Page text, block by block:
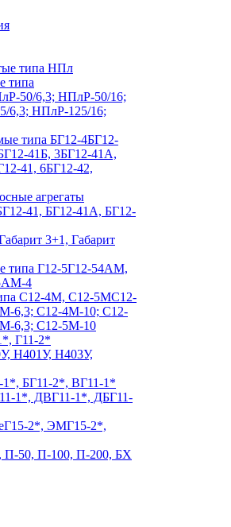
типа НПл
типа
50/6,3; НПлР-50/16;
6,3; НПлР-125/16;
типа БГ12-4БГ12-
41Б, 3БГ12-41А,
41, 6БГ12-42,
агрегаты
41, БГ12-41А, БГ12-
3+1, Габарит
типа Г12-5Г12-54АМ,
4
C12-4М, С12-5МС12-
6,3; С12-4М-10; С12-
6,3; С12-5М-10
Г11-2*
Н401У, Н403У,
1*, БГ11-2*, ВГ11-1*
1*, ДВГ11-1*, ДБГ11-
Г15-2*, ЭМГ15-2*,
П-50, П-100, П-200, БХ